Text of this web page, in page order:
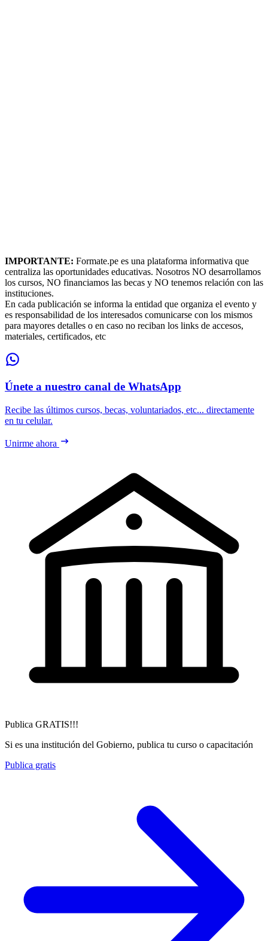
IMPORTANTE: Formate.pe es una plataforma informativa que
centraliza las oportunidades educativas. Nosotros NO desarrollamos
los cursos, NO financiamos las becas y NO tenemos relación con las
instituciones.
En cada publicación se informa la entidad que organiza el evento y
es responsabilidad de los interesados comunicarse con los mismos
para mayores detalles o en caso no reciban los links de accesos,
materiales, certificados, etc
Únete a nuestro canal de WhatsApp
Recibe las últimos cursos, becas, voluntariados, etc... directamente
en tu celular.
Unirme ahora
Publica GRATIS!!!
Si es una institución del Gobierno, publica tu curso o capacitación
Publica gratis